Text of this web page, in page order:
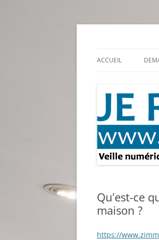
Aller
ACCUEIL
Qu’est-ce
maison ?
https://